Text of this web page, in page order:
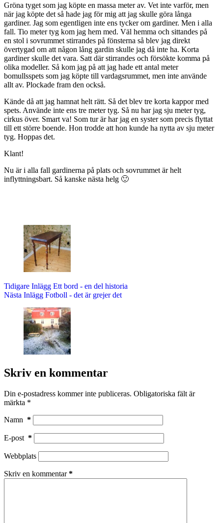
Gröna tyget som jag köpte en massa meter av. Vet inte varför, men
när jag köpte det så hade jag för mig att jag skulle göra långa
gardiner. Jag som egentligen inte ens tycker om gardiner. Men i alla
fall. Tio meter tyg kom jag hem med. Väl hemma och sittandes på
en stol i sovrummet stirrandes på fönsterna så blev jag direkt
övertygad om att någon lång gardin skulle jag då inte ha. Korta
gardiner skulle det vara. Satt där stirrandes och försökte komma på
olika modeller. Så kom jag på att jag hade ett antal meter
bomullsspets som jag köpte till vardagsrummet, men inte använde
allt av. Plockade fram den också.
Kände då att jag hamnat helt rätt. Så det blev tre korta kappor med
spets. Använde inte ens tre meter tyg. Så nu har jag sju meter tyg,
cirkus över. Smart va! Som tur är har jag en syster som precis flyttat
till ett större boende. Hon trodde att hon kunde ha nytta av sju meter
tyg. Hoppas det.
Klant!
Nu är i alla fall gardinerna på plats och sovrummet är helt
inflyttningsbart. Så kanske nästa helg 🙂
Tidigare Inlägg Ett bord - en del historia
Nästa Inlägg Fotboll - det är grejer det
Skriv en kommentar
Din e-postadress kommer inte publiceras. Obligatoriska fält är
märkta *
Namn *
E-post *
Webbplats
Skriv en kommentar*